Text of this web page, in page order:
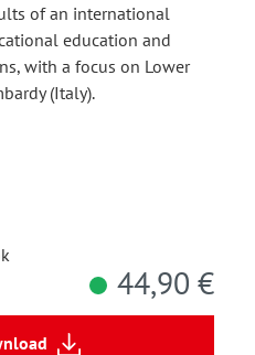
of an international
education and
with a focus on Lower
(Italy).
44,90 €